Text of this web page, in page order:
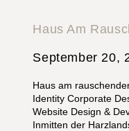
Haus Am
September 20,
Haus am
Identity Corporate
Website Design &
Inmitten der